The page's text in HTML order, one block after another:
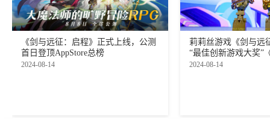
《剑与远征：启程》正式上线，公测
首日登顶AppStore总榜
2024-08-14
莉莉丝游戏《剑与远
“最佳创新游戏大奖”
获“最佳创新出海奖”
2024-08-14